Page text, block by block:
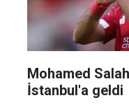
Mohamed
İstanbul'a geldi